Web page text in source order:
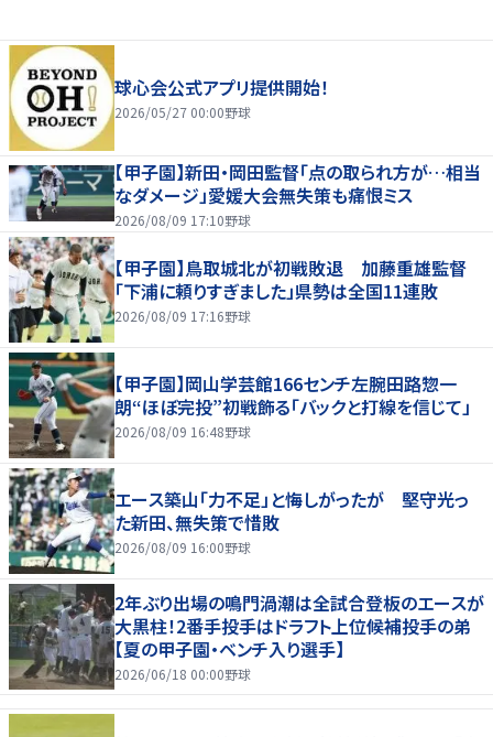
球心会公式アプリ提供開始！
2026/05/27 00:00野球
【甲子園】新田・岡田監督「点の取られ方が…相当
なダメージ」愛媛大会無失策も痛恨ミス
2026/08/09 17:10野球
【甲子園】鳥取城北が初戦敗退 加藤重雄監督
「下浦に頼りすぎました」県勢は全国11連敗
2026/08/09 17:16野球
【甲子園】岡山学芸館166センチ左腕田路惣一
朗“ほぼ完投”初戦飾る「バックと打線を信じて」
2026/08/09 16:48野球
エース築山「力不足」と悔しがったが 堅守光っ
た新田、無失策で惜敗
2026/08/09 16:00野球
2年ぶり出場の鳴門渦潮は全試合登板のエースが
大黒柱！2番手投手はドラフト上位候補投手の弟
【夏の甲子園・ベンチ入り選手】
2026/06/18 00:00野球